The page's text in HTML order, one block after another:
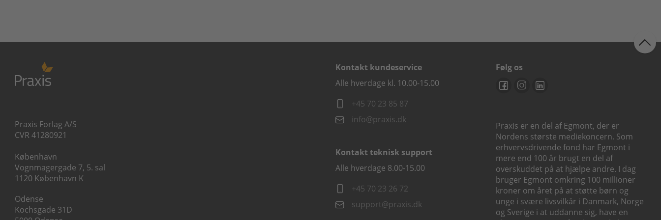
Praxis Forlag A/S
CVR 41280921
København
Vognmagergade 7, 5. sal
1120 København K
Odense
Kochsgade 31D
Kontakt kundeservice
Alle hverdage kl. 10.00-15.00
+45 70 23 85 87
info@praxis.dk
Kontakt teknisk support
Alle hverdage 8.00-15.00
+45 70 23 26 72
support@praxis.dk
Følg os
Praxis er en del af Egmont, der er
Nordens største mediekoncern. Som
erhvervsdrivende fond har Egmont i
mere end 100 år brugt en del af
overskuddet på at hjælpe andre. I dag
bruger Egmont omkring 100 millioner
kroner om året på at støtte børn og
unge i svære livsvilkår i Danmark, Norge
og Sverige i at uddanne sig, have en